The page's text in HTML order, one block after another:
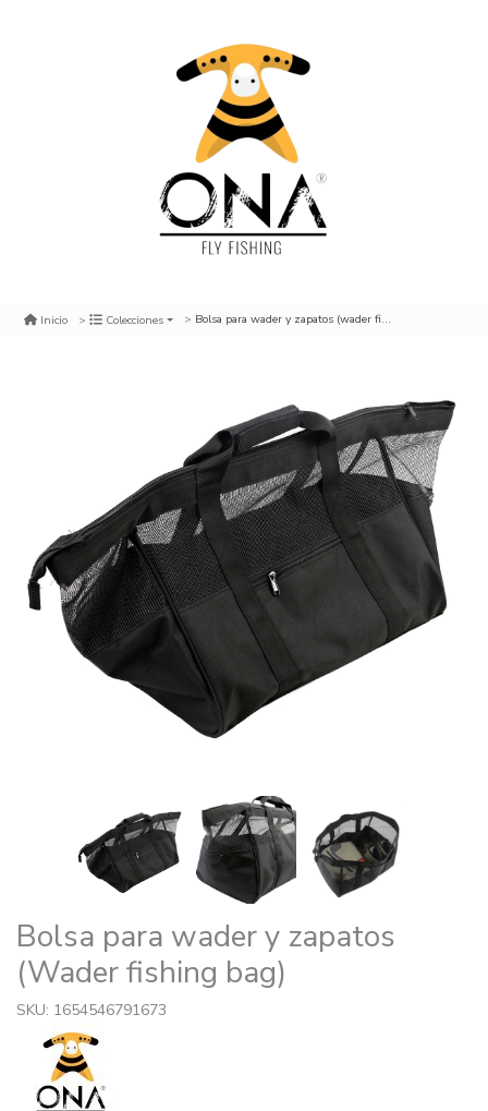
Inicio Colecciones Bolsa para wader y zapatos (wader fishing bag)
Bolsa para wader y zapatos
(Wader fishing bag)
SKU: 1654546791673